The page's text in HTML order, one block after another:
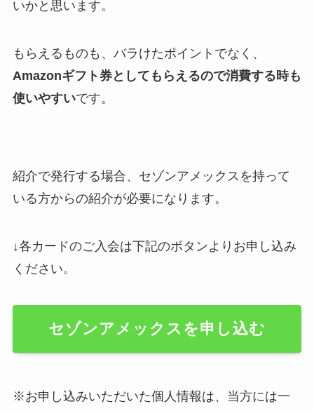
いかと思います。
もらえるものも、バラけたポイントでなく、
Amazonギフト券としてもらえるので消費する時も
使いやすいです。
紹介で発行する場合、セゾンアメックスを持って
いる方からの紹介が必要になります。
↓各カードのご入会は下記のボタンよりお申し込み
ください。
セゾンアメックスを申し込む
※お申し込みいただいた個人情報は、当方には一